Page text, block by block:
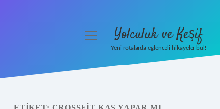
menüyü Yolculuk ve Keşif
Yeni rotalarda eğlenceli hikayeler bul!
ETIKET: CROSSFIT KAS YAPAR MI